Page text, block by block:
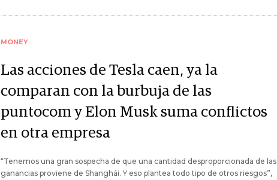
MONEY
Las acciones de Tesla caen, ya la
comparan con la burbuja de las
puntocom y Elon Musk suma conflictos
en otra empresa
“Tenemos una gran sospecha de que una cantidad desproporcionada de las
ganancias proviene de Shanghái. Y eso plantea todo tipo de otros riesgos”,